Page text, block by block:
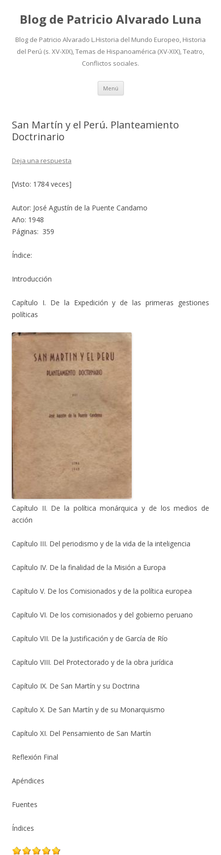
Blog de Patricio Alvarado Luna
Blog de Patricio Alvarado L.Historia del Mundo Europeo, Historia
del Perú (s. XV-XIX), Temas de Hispanoamérica (XV-XIX), Teatro,
Conflictos sociales.
Menú Ir
contenido
San Martín y el Perú. Planteamiento
Doctrinario
Deja una respuesta
[Visto: 1784 veces]
Autor: José Agustín de la Puente Candamo
Año: 1948
Páginas: 359
Índice:
Introducción
Capítulo I. De la Expedición y de las primeras gestiones
políticas
Capítulo II. De la política monárquica y de los medios de
acción
Capítulo III. Del periodismo y de la vida de la inteligencia
Capítulo IV. De la finalidad de la Misión a Europa
Capítulo V. De los Comisionados y de la política europea
Capítulo VI. De los comisionados y del gobierno peruano
Capítulo VII. De la Justificación y de García de Río
Capítulo VIII. Del Protectorado y de la obra jurídica
Capítulo IX. De San Martín y su Doctrina
Capítulo X. De San Martín y de su Monarquismo
Capítulo XI. Del Pensamiento de San Martín
Reflexión Final
Apéndices
Fuentes
Índices